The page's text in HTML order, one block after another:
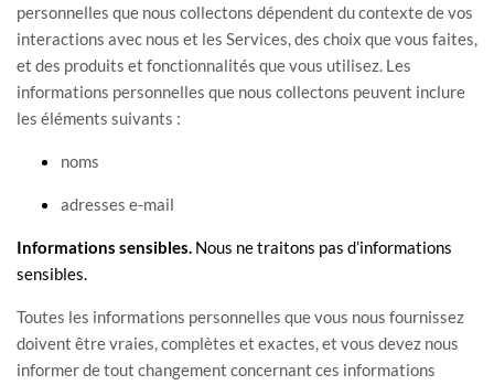
personnelles que nous collectons dépendent du contexte de vos
interactions avec nous et les Services, des choix que vous faites,
et des produits et fonctionnalités que vous utilisez. Les
informations personnelles que nous collectons peuvent inclure
les éléments suivants :
noms
adresses e-mail
Informations sensibles. Nous ne traitons pas d’informations
sensibles.
Toutes les informations personnelles que vous nous fournissez
doivent être vraies, complètes et exactes, et vous devez nous
informer de tout changement concernant ces informations